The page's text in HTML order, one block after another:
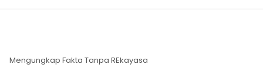
Mengungkap Fakta Tanpa REkayasa